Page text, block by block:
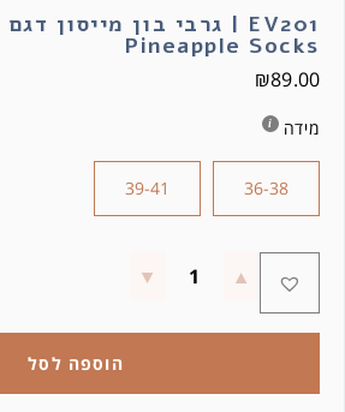
Pineapple Socks
₪89.00
מידה
36-38
39-41
הוספה לסל